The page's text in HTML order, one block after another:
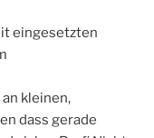
eingesetzten
kleinen,
dass gerade